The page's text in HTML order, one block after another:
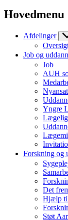
Hovedmenu
Afdelinger
Job og
Job
AUH
Yngre
Lægelig
Forskning og
Det
Hjælp
Støt